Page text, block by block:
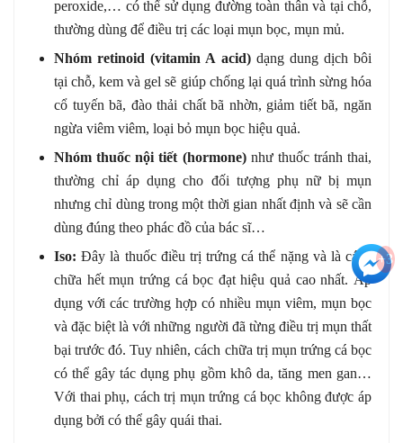
peroxide,… có thể sử dụng đường toàn thân và tại chỗ,
thường dùng để điều trị các loại mụn bọc, mụn mủ.
Nhóm retinoid (vitamin A acid)dạng dung dịch bôi
tại chỗ, kem và gel sẽ giúp chống lại quá trình sừng hóa
cổ tuyến bã, đào thải chất bã nhờn, giảm tiết bã, ngăn
ngừa viêm viêm, loại bỏ mụn bọc hiệu quả.
Nhóm thuốc nội tiết (hormone)như thuốc tránh thai,
thường chỉ áp dụng cho đối tượng phụ nữ bị mụn
nhưng chỉ dùng trong một thời gian nhất định và sẽ cần
dùng đúng theo phác đồ của bác sĩ…
Iso: Đây là thuốc điều trị trứng cá thể nặng và là cách
chữa hết mụn trứng cá bọc đạt hiệu quả cao nhất. Áp
dụng với các trường hợp có nhiều mụn viêm, mụn bọc
và đặc biệt là với những người đã từng điều trị mụn thất
bại trước đó. Tuy nhiên, cách chữa trị mụn trứng cá bọc
có thể gây tác dụng phụ gồm khô da, tăng men gan…
Với thai phụ, cách trị mụn trứng cá bọc không được áp
dụng bởi có thể gây quái thai.
+3